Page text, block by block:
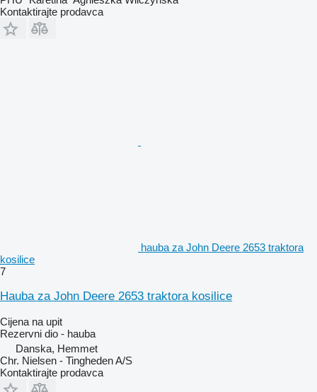
Kontaktirajte prodavca
hauba za John Deere 2653 traktora
kosilice
7
Hauba za John Deere 2653 traktora kosilice
Cijena na upit
Rezervni dio - hauba
Danska, Hemmet
Chr. Nielsen - Tingheden A/S
Kontaktirajte prodavca